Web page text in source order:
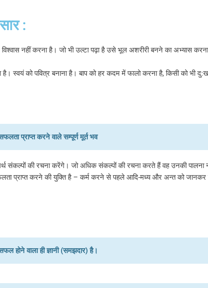
:
विश्वास नहीं करना है। जो भी उल्टा पढ़ा है उसे भूल अशरीरी बनने का अभ्यास
है। स्वयं को पवित्र बनाना है। बाप को हर कदम में फालो करना है, किसी को भी
प्राप्त करने वाले सम्पूर्ण मूर्त भव
संकल्पों की रचना करेंगे। जो अधिक संकल्पों की रचना करते हैं वह उनकी पालना
प्राप्त करने की युक्ति है – कर्म करने से पहले आदि-मध्य और अन्त को जानकर
वाला ही ज्ञानी (समझदार) है।